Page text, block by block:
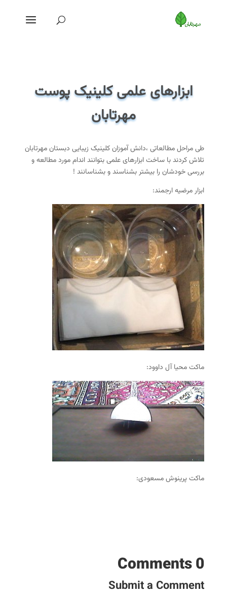
ابزارهای علمی کلینیک پوست
مهرتابان
طی مراحل مطالعاتی ،دانش آموزان کلینیک زیبایی دبستان مهرتابان
تلاش کردند با ساخت ابزارهای علمی بتوانند اندام مورد مطالعه و
بررسی خودشان را بیشتر بشناسند و بشناسانند !
ابزار مرضیه ارجمند:
ماکت محیا آل داوود:
ماکت پرینوش مسعودی:
0 Comments
Submit a Comment